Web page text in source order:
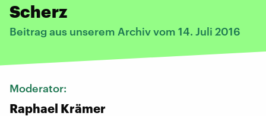
Scherz
Beitrag aus unserem Archiv vom 14. Juli 2016
Moderator:
Raphael Krämer